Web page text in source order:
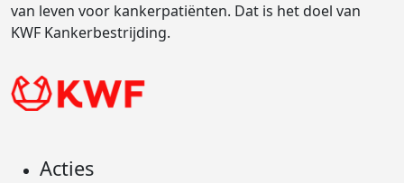
van leven voor kankerpatiënten. Dat is het doel van
KWF Kankerbestrijding.
Acties